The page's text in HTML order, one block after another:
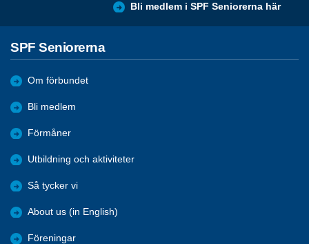
Bli medlem i SPF Seniorerna här
SPF Seniorerna
Om förbundet
Bli medlem
Förmåner
Utbildning och aktiviteter
Så tycker vi
About us (in English)
Föreningar